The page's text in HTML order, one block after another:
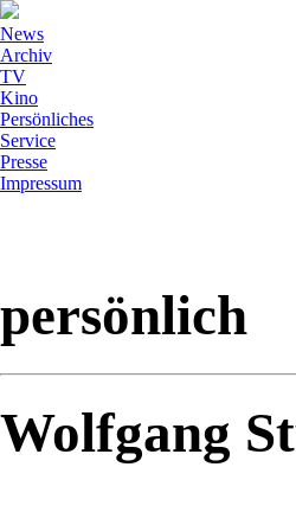
News
Archiv
TV
Kino
Persönliches
Service
Presse
Impressum
persönlich
Wolfgang